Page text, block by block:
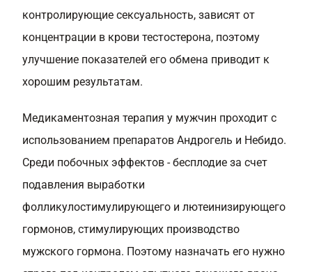
контролирующие сексуальность, зависят от
концентрации в крови тестостерона, поэтому
улучшение показателей его обмена приводит к
хорошим результатам.
Медикаментозная терапия у мужчин проходит с
использованием препаратов Андрогель и Небидо.
Среди побочных эффектов - бесплодие за счет
подавления выработки
фолликулостимулирующего и лютеинизирующего
гормонов, стимулирующих производство
мужского гормона. Поэтому назначать его нужно